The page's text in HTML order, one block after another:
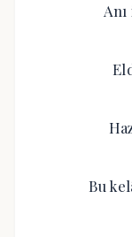
Bu